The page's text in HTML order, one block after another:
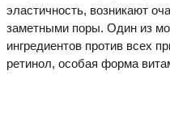
эластичность, возникают
заметными поры. Один из
ингредиентов против всех
ретинол, особая форма